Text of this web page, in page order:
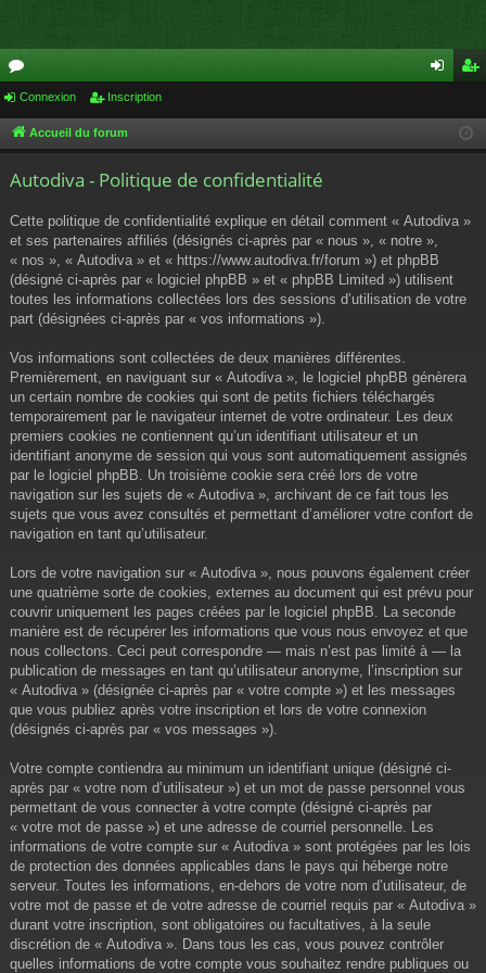
or
u cri
Connexion Inscription
Accueil du forum
Autodiva - Politique de confidentialité
Cette politique de confidentialité explique en détail comment « Autodiva »
et ses partenaires affiliés (désignés ci-après par « nous », « notre »,
« nos », « Autodiva » et « https://www.autodiva.fr/forum ») et phpBB
(désigné ci-après par « logiciel phpBB » et « phpBB Limited ») utilisent
toutes les informations collectées lors des sessions d’utilisation de votre
part (désignées ci-après par « vos informations »).
Vos informations sont collectées de deux manières différentes.
Premièrement, en naviguant sur « Autodiva », le logiciel phpBB génèrera
un certain nombre de cookies qui sont de petits fichiers téléchargés
temporairement par le navigateur internet de votre ordinateur. Les deux
premiers cookies ne contiennent qu’un identifiant utilisateur et un
identifiant anonyme de session qui vous sont automatiquement assignés
par le logiciel phpBB. Un troisième cookie sera créé lors de votre
navigation sur les sujets de « Autodiva », archivant de ce fait tous les
sujets que vous avez consultés et permettant d’améliorer votre confort de
navigation en tant qu’utilisateur.
Lors de votre navigation sur « Autodiva », nous pouvons également créer
une quatrième sorte de cookies, externes au document qui est prévu pour
couvrir uniquement les pages créées par le logiciel phpBB. La seconde
manière est de récupérer les informations que vous nous envoyez et que
nous collectons. Ceci peut correspondre — mais n’est pas limité à — la
publication de messages en tant qu’utilisateur anonyme, l’inscription sur
« Autodiva » (désignée ci-après par « votre compte ») et les messages
que vous publiez après votre inscription et lors de votre connexion
(désignés ci-après par « vos messages »).
Votre compte contiendra au minimum un identifiant unique (désigné ci-
après par « votre nom d’utilisateur ») et un mot de passe personnel vous
permettant de vous connecter à votre compte (désigné ci-après par
« votre mot de passe ») et une adresse de courriel personnelle. Les
informations de votre compte sur « Autodiva » sont protégées par les lois
de protection des données applicables dans le pays qui héberge notre
serveur. Toutes les informations, en-dehors de votre nom d’utilisateur, de
votre mot de passe et de votre adresse de courriel requis par « Autodiva »
durant votre inscription, sont obligatoires ou facultatives, à la seule
discrétion de « Autodiva ». Dans tous les cas, vous pouvez contrôler
quelles informations de votre compte vous souhaitez rendre publiques ou